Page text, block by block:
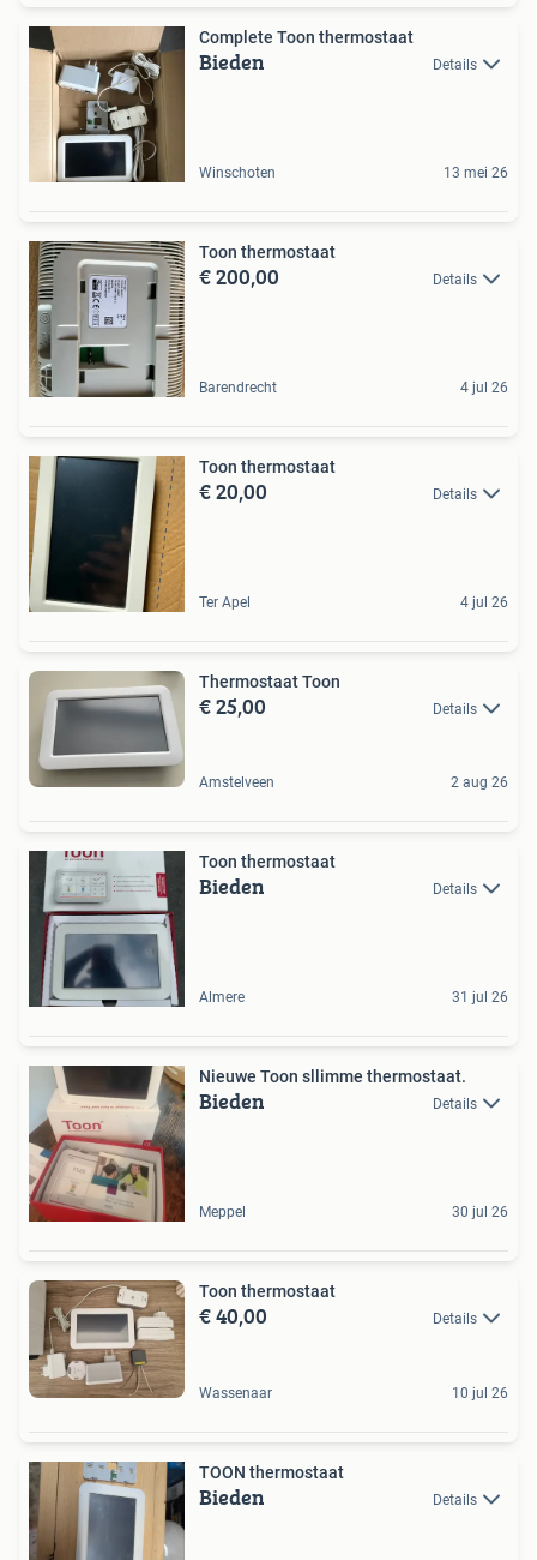
Complete Toon thermostaat
Bieden Details
Winschoten 13 mei 26
Toon thermostaat
€ 200,00 Details
Barendrecht 4 jul 26
Toon thermostaat
€ 20,00 Details
Ter Apel 4 jul 26
Thermostaat Toon
€ 25,00 Details
Amstelveen 2 aug 26
Toon thermostaat
Bieden Details
Almere 31 jul 26
Nieuwe Toon sllimme thermostaat.
Bieden Details
Meppel 30 jul 26
Toon thermostaat
€ 40,00 Details
Wassenaar 10 jul 26
TOON thermostaat
Bieden Details